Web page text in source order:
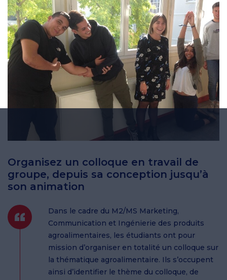
Organisez un colloque en travail de
groupe, depuis sa conception jusqu’à
son animation
Dans le cadre du M2/MS Marketing,
Communication et Ingénierie des produits
agroalimentaires, les étudiants ont pour
mission d’organiser en totalité un colloque sur
la thématique agroalimentaire. Ils s’occupent
ainsi d’identifier le thème du colloque, de